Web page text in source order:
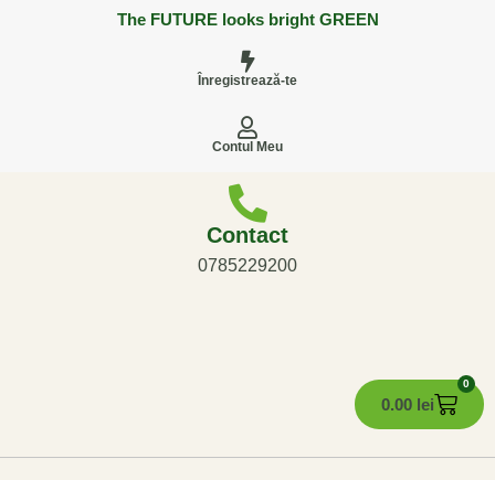
The FUTURE looks bright GREEN
Înregistrează-te
Contul Meu
Contact
0785229200
0.00 lei
0